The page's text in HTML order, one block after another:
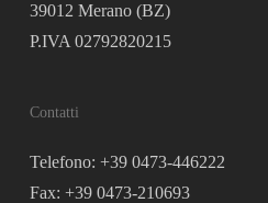
39012 Merano (BZ)
P.IVA 02792820215
Contatti
Telefono: +39 0473-446222
Fax: +39 0473-210693